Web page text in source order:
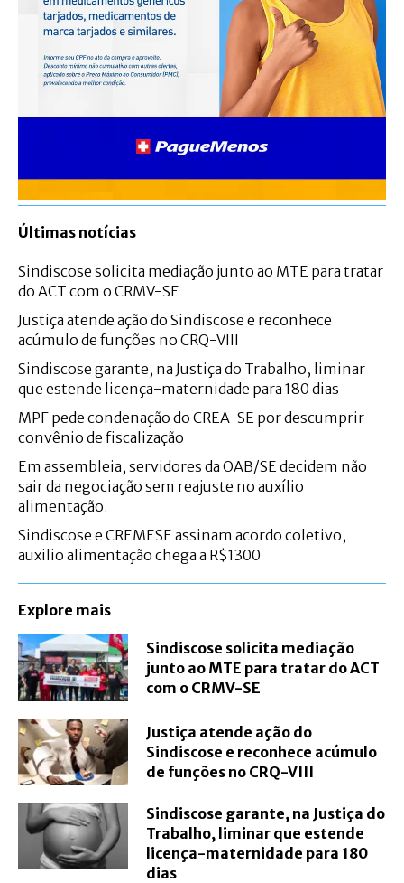
Últimas notícias
Sindiscose solicita mediação junto ao MTE para tratar
do ACT com o CRMV-SE
Justiça atende ação do Sindiscose e reconhece
acúmulo de funções no CRQ-VIII
Sindiscose garante, na Justiça do Trabalho, liminar
que estende licença-maternidade para 180 dias
MPF pede condenação do CREA-SE por descumprir
convênio de fiscalização
Em assembleia, servidores da OAB/SE decidem não
sair da negociação sem reajuste no auxílio
alimentação.
Sindiscose e CREMESE assinam acordo coletivo,
auxilio alimentação chega a R$1300
Explore mais
Sindiscose solicita mediação
junto ao MTE para tratar do ACT
com o CRMV-SE
Justiça atende ação do
Sindiscose e reconhece acúmulo
de funções no CRQ-VIII
Sindiscose garante, na Justiça do
Trabalho, liminar que estende
licença-maternidade para 180
dias